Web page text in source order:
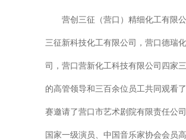
营创三征（营口）精细化工有限公
三征新科技化工有限公司，营口德瑞
司，营口营新化工科技有限公司四家
的高管领导和三百余位员工共同观看
赛邀请了营口市艺术剧院有限责任公司
国家一级演员、中国音乐家协会会员